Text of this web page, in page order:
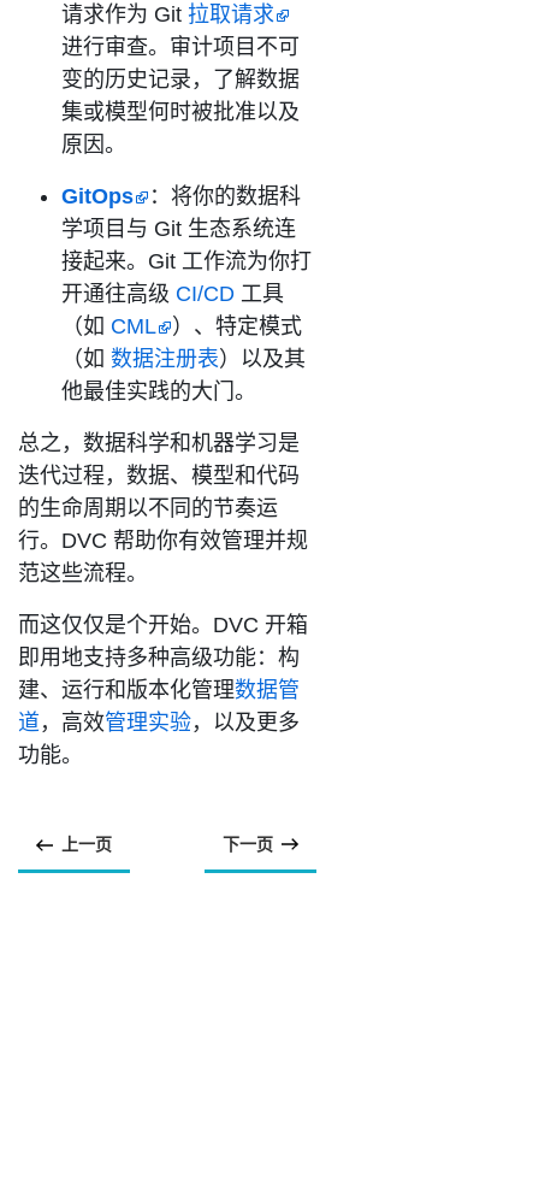
请求作为 Git 拉取请求
进行审查。审计项目不可
变的历史记录，了解数据
集或模型何时被批准以及
原因。
GitOps
：将你的数据科
学项目与 Git 生态系统连
接起来。Git 工作流为你打
开通往高级 CI/CD 工具
（如 CML
）、特定模式
（如 数据注册表）以及其
他最佳实践的大门。
总之，数据科学和机器学习是
迭代过程，数据、模型和代码
的生命周期以不同的节奏运
行。DVC 帮助你有效管理并规
范这些流程。
而这仅仅是个开始。DVC 开箱
即用地支持多种高级功能：构
建、运行和版本化管理数据管
道 ，高效管理实验，以及更多
功能。
上一页 下一页